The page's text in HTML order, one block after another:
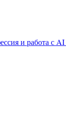
и работа с AI